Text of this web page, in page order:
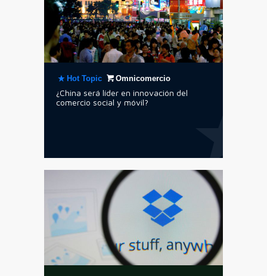
Hot Topic Omnicomercio
¿China será líder en innovación del
comercio social y móvil?